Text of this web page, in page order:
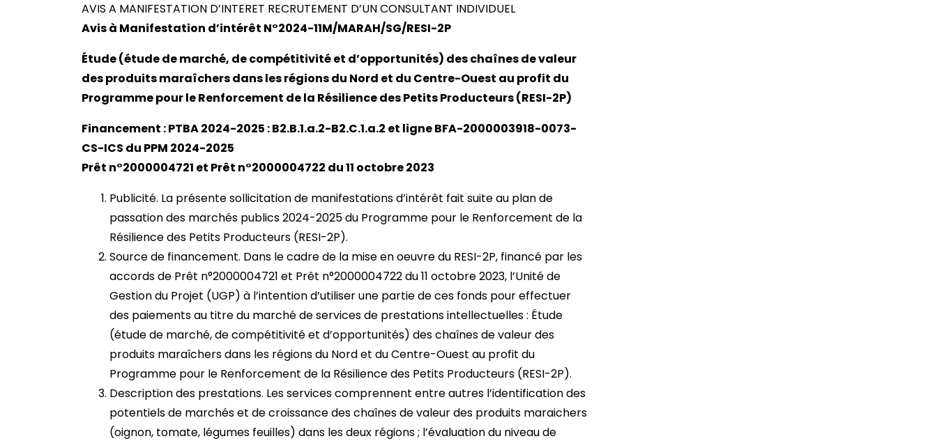
AVIS A MANIFESTATION D’INTERET RECRUTEMENT D’UN CONSULTANT INDIVIDUEL
Avis à Manifestation d’intérêt N°2024-11M/MARAH/SG/RESI-2P
Étude (étude de marché, de compétitivité et d’opportunités) des chaînes de valeur
des produits maraîchers dans les régions du Nord et du Centre-Ouest au profit du
Programme pour le Renforcement de la Résilience des Petits Producteurs (RESI-2P)
Financement : PTBA 2024-2025 : B2.B.1.a.2-B2.C.1.a.2 et ligne BFA-2000003918-0073-
CS-ICS du PPM 2024-2025
Prêt n°2000004721 et Prêt n°2000004722 du 11 octobre 2023
Publicité. La présente sollicitation de manifestations d’intérêt fait suite au plan de
passation des marchés publics 2024-2025 du Programme pour le Renforcement de la
Résilience des Petits Producteurs (RESI-2P).
Source de financement. Dans le cadre de la mise en oeuvre du RESI-2P, financé par les
accords de Prêt n°2000004721 et Prêt n°2000004722 du 11 octobre 2023, l’Unité de
Gestion du Projet (UGP) à l’intention d’utiliser une partie de ces fonds pour effectuer
des paiements au titre du marché de services de prestations intellectuelles : Étude
(étude de marché, de compétitivité et d’opportunités) des chaînes de valeur des
produits maraîchers dans les régions du Nord et du Centre-Ouest au profit du
Programme pour le Renforcement de la Résilience des Petits Producteurs (RESI-2P).
Description des prestations. Les services comprennent entre autres l’identification des
potentiels de marchés et de croissance des chaînes de valeur des produits maraichers
(oignon, tomate, légumes feuilles) dans les deux régions ; l’évaluation du niveau de